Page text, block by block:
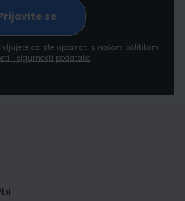
da ste upoznati s našom politikom
i sigurnosti podataka